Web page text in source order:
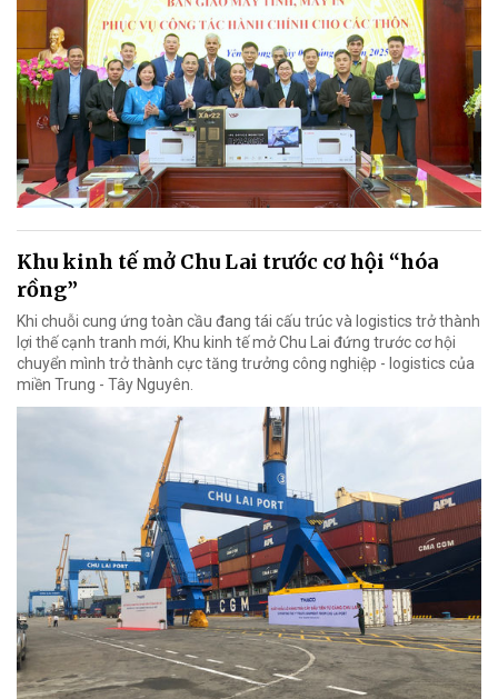
Khu kinh tế mở Chu Lai trước cơ hội “hóa
rồng”
Khi chuỗi cung ứng toàn cầu đang tái cấu trúc và logistics trở thành
lợi thế cạnh tranh mới, Khu kinh tế mở Chu Lai đứng trước cơ hội
chuyển mình trở thành cực tăng trưởng công nghiệp - logistics của
miền Trung - Tây Nguyên.